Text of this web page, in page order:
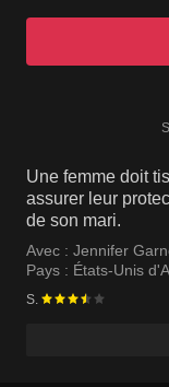
Une femme doit
assurer leur
de son mari.
Avec : Jennifer
Pays : États-Unis
S.